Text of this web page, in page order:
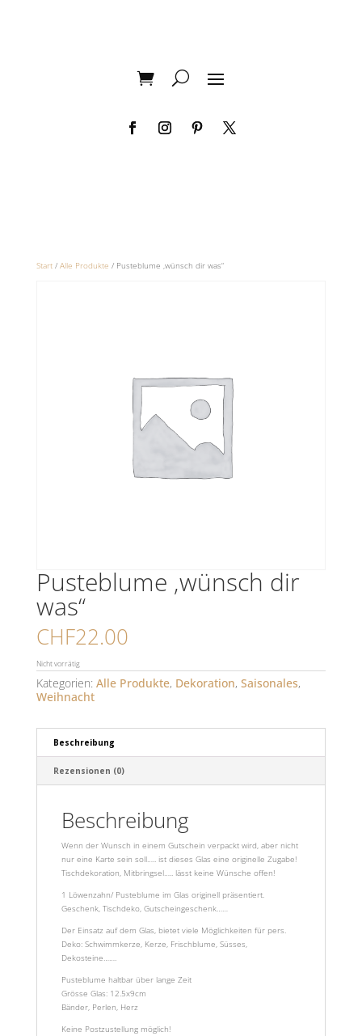
Start/ Alle Produkte / Pusteblume ‚wünsch dir was“
Pusteblume ‚wünsch dir
was“
CHF22.00
Nicht vorrätig
Kategorien: Alle Produkte, Dekoration, Saisonales,
Weihnacht
Beschreibung
Rezensionen (0)
Beschreibung
Wenn der Wunsch in einem Gutschein verpackt wird, aber nicht
nur eine Karte sein soll….. ist dieses Glas eine originelle Zugabe!
Tischdekoration, Mitbringsel….. lässt keine Wünsche offen!
1 Löwenzahn/ Pusteblume im Glas originell präsentiert.
Geschenk, Tischdeko, Gutscheingeschenk……
Der Einsatz auf dem Glas, bietet viele Möglichkeiten für pers.
Deko: Schwimmkerze, Kerze, Frischblume, Süsses,
Dekosteine…….
Pusteblume haltbar über lange Zeit
Grösse Glas: 12.5x9cm
Bänder, Perlen, Herz
Keine Postzustellung möglich!